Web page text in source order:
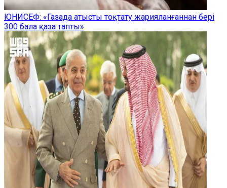
ЮНИСЕФ: «Газада атысты тоқтату жарияланғаннан бері
300 бала қаза тапты»